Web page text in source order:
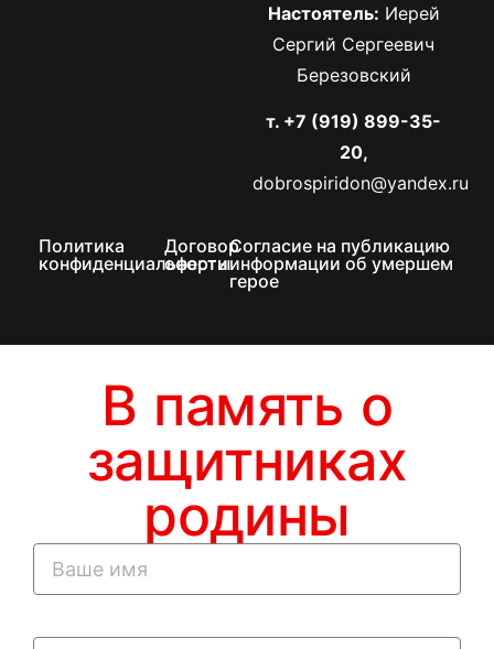
Настоятель: Иерей
Сергий Сергеевич
Березовский
т. +7 (919) 899-35-
20,
dobrospiridon@yandex.ru
Политика
конфиденциальности
Договор
оферты
Согласие на публикацию
информации об умершем
герое
В память о
защитниках
родины